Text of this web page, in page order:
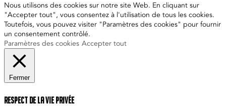
Nous utilisons des cookies sur notre site Web. En cliquant sur
"Accepter tout", vous consentez à l'utilisation de tous les cookies.
Toutefois, vous pouvez visiter "Paramètres des cookies" pour fournir
un consentement contrôlé.
Paramètres des cookies Accepter tout
Fermer
Respect de la vie privée